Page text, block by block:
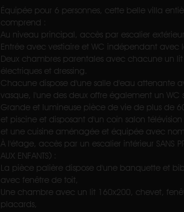
Équipée pour 6 personnes, cette belle villa
comprend :
Au niveau principal, accès par escalier extérieur :
Entrée avec vestiaire et WC indépendant avec
Deux chambres parentales avec chacune un
électriques et dressing.
Chacune dispose d'une salle d'eau attenante
vasque, l'une des deux offre également un WC
Grande et lumineuse pièce de vie de plus de
et piscine et disposant d'un coin salon
et une cuisine aménagée et équipée avec
À l'étage, accès par un escalier intérieur SANS
AUX ENFANTS) :
La pièce palière dispose d'une banquette et
avec fenêtre de toit,
Une chambre avec un lit 160x200, chevet,
placards,